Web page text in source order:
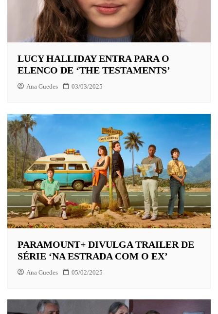
LUCY HALLIDAY ENTRA PARA O
ELENCO DE ‘THE TESTAMENTS’
Ana Guedes 03/03/2025
PARAMOUNT+ DIVULGA TRAILER DE
SÉRIE ‘NA ESTRADA COM O EX’
Ana Guedes 05/02/2025